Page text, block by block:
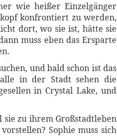
wie heißer Einzelgänger
konfrontiert zu werden,
dort, wo sie ist, hätte sie
muss eben das Ersparte
und bald schon ist das
in der Stadt sehen die
in Crystal Lake, und
sie zu ihrem Großstadtleben
Sophie muss sich